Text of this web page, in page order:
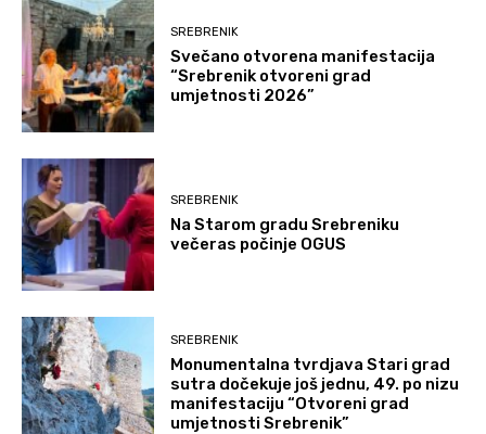
SREBRENIK
Svečano otvorena manifestacija
“Srebrenik otvoreni grad
umjetnosti 2026”
SREBRENIK
Na Starom gradu Srebreniku
večeras počinje OGUS
SREBRENIK
Monumentalna tvrdjava Stari grad
sutra dočekuje još jednu, 49. po nizu
manifestaciju “Otvoreni grad
umjetnosti Srebrenik”